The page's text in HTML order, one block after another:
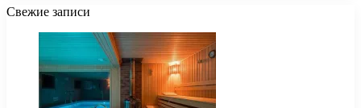
Свежие записи